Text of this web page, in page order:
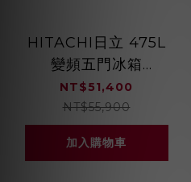
HITACHI日立 475L
變頻五門冰箱
RHS49NJ 獨立雙冷
卻系統 日本製
NT$51,400
NT$55,900
加入購物車